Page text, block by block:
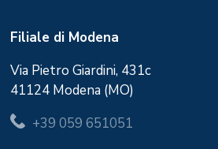
Filiale di Modena
Via Pietro Giardini, 431c
41124 Modena (MO)
+39 059 651051